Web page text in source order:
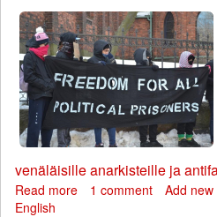
venäläisille anarkisteille ja
Read more about
1 comment Add
English